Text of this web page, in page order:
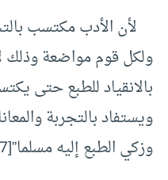
لأن الأدب مكتسب
ولكل قوم مواضعة وذلك
بالانقياد للطبع حتى
ويستفاد بالتجربة
وزكي الطبع إليه مسلما”[7]